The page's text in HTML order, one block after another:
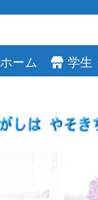
ホーム 学生